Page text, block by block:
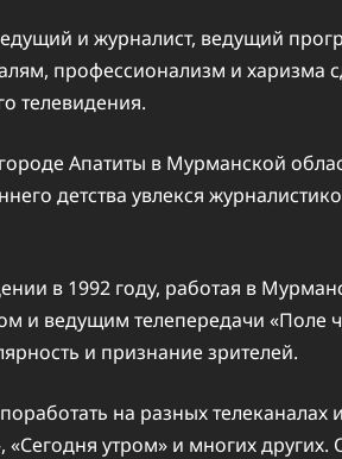
и журналист, ведущий
профессионализм и харизма
телевидения.
Апатиты в Мурманской
детства увлекся
в 1992 году, работая в
и ведущим телепередачи «Поле
и признание зрителей.
на разных телеканалах
утром» и многих других.